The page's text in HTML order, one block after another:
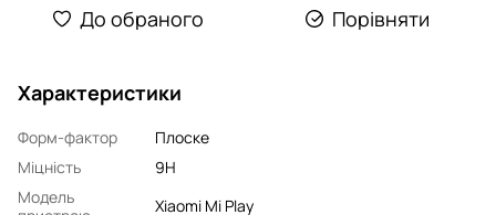
До обраного Порівняти
Характеристики
Форм-фактор
Плоске
Міцність
9H
Модель
Xiaomi Mi Play